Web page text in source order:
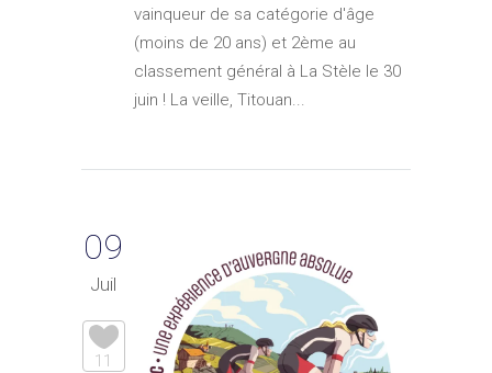
vainqueur de sa catégorie d'âge
(moins de 20 ans) et 2ème au
classement général à La Stèle le 30
juin ! La veille, Titouan...
09
Juil
11